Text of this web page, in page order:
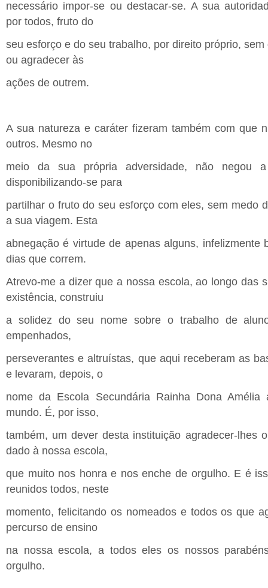
necessário impor-se ou destacar-se. A sua
por todos, fruto do
seu esforço e do seu trabalho, por direito próprio,
ou agradecer às
ações de outrem.
A sua natureza e caráter fizeram também com que
outros. Mesmo no
meio da sua própria adversidade, não negou
disponibilizando-se para
partilhar o fruto do seu esforço com eles, sem medo
a sua viagem. Esta
abnegação é virtude de apenas alguns, infelizmente
dias que correm.
Atrevo-me a dizer que a nossa escola, ao longo das
existência, construiu
a solidez do seu nome sobre o trabalho de
empenhados,
perseverantes e altruístas, que aqui receberam as
e levaram, depois, o
nome da Escola Secundária Rainha Dona
mundo. É, por isso,
também, um dever desta instituição agradecer-lhes
dado à nossa escola,
que muito nos honra e nos enche de orgulho. E é
reunidos todos, neste
momento, felicitando os nomeados e todos os que
percurso de ensino
na nossa escola, a todos eles os nossos
orgulho.